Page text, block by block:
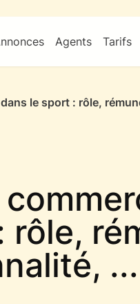
Agents Tarifs
le sport : rôle,
rôle,
...